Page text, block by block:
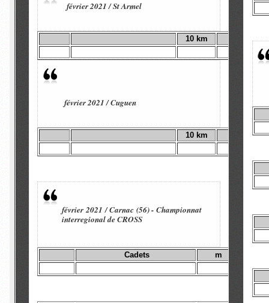
février 2021 / St Armel
10 km
février 2021 / Cuguen
10 km
février 2021 / Carnac (56) - Championnat
interregional de CROSS
Cadets m